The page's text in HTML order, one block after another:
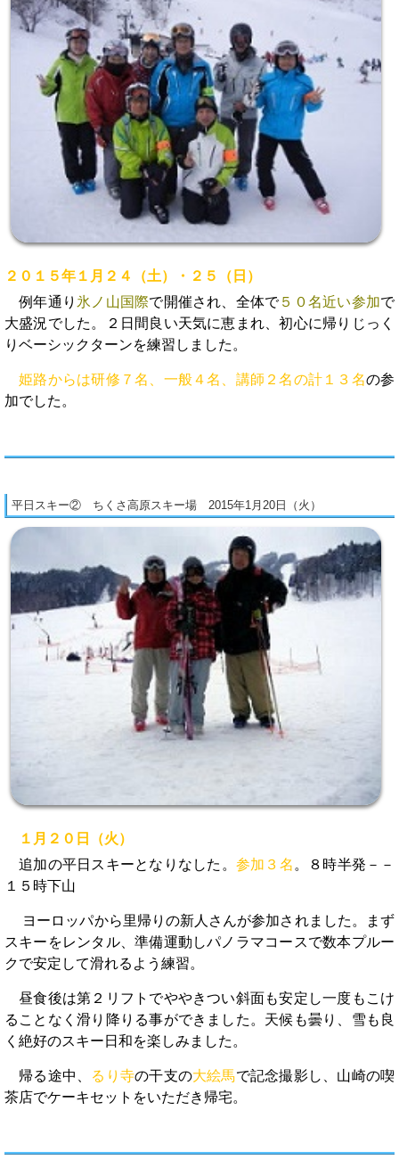
２０１５年１月２４（土）・２５（日）
例年通り 氷ノ山国際で開催され、全体で５０名近い参加で
大盛況でした。２日間良い天気に恵まれ、初心に帰りじっく
りベーシックターンを練習しました。
姫路からは研修７名、一般４名、講師２名の計１３名の参
加でした。
平日スキー② ちくさ高原スキー場 2015年1月20日（火）
１月２０日（火）
追加の平日スキーとなりなした。 参加３名 。８時半発－－
１５時下山
ヨーロッパから里帰りの新人さんが参加されました。まず
スキーをレンタル、準備運動しパノラマコースで数本プルー
クで安定して滑れるよう練習。
昼食後は第２リフトでややきつい斜面も安定し一度もこけ
ることなく滑り降りる事ができました。天候も曇り、雪も良
く絶好のスキー日和を楽しみました。
帰る途中、 るり寺の干支の大絵馬で記念撮影し、山崎の喫
茶店でケーキセットをいただき帰宅。